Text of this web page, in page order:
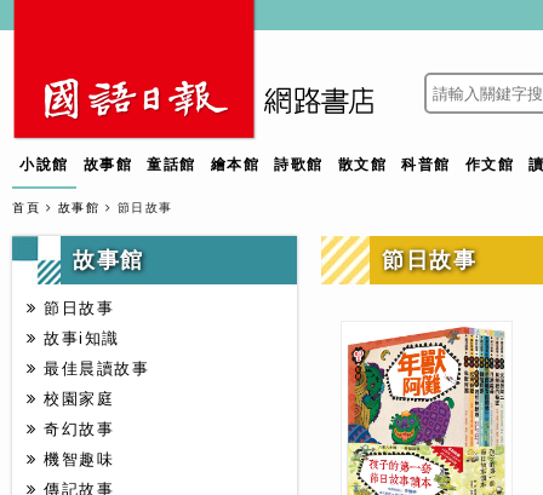
小說館 故事館 童話館 繪本館 詩歌館 散文館 科普館 作文館
首頁 故事館 節日故事
故事館
節日故事
故事i知識
最佳晨讀故事
校園家庭
奇幻故事
機智趣味
傳記故事
節日故事